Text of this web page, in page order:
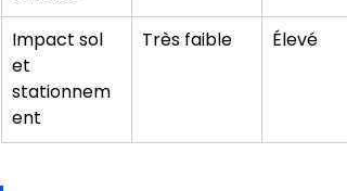
Impact sol
et
stationnem
ent
Très faible Élevé